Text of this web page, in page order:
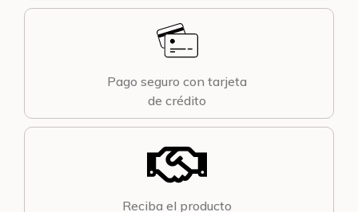
Pago seguro con tarjeta
de crédito
Reciba el producto